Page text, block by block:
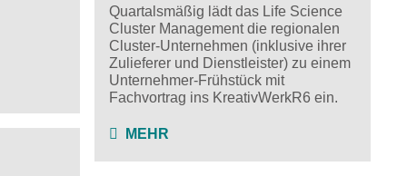
Quartalsmäßig lädt das Life Science
Cluster Management die regionalen
Cluster-Unternehmen (inklusive ihrer
Zulieferer und Dienstleister) zu einem
Unternehmer-Frühstück mit
Fachvortrag ins KreativWerkR6 ein.
MEHR